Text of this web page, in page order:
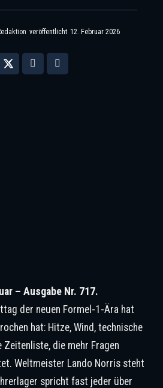
veröffentlicht 12. Februar 2026
– Ausgabe Nr. 717.
der neuen Formel-1-Ära hat
hat: Hitze, Wind, technische
Zeitenliste, die mehr Fragen
Weltmeister Lando Norris steht
spricht fast jeder über